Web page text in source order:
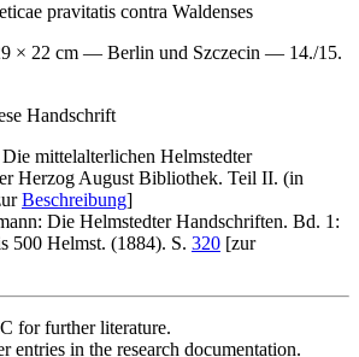
pravitatis contra Waldenses
× 22 cm — Berlin und Szczecin — 14./15.
Handschrift
mittelalterlichen Helmstedter
Herzog August Bibliothek. Teil II. (in
Beschreibung]
Die Helmstedter Handschriften. Bd. 1:
500 Helmst. (1884). S. 320 [zur
for further literature.
entries in the research documentation.